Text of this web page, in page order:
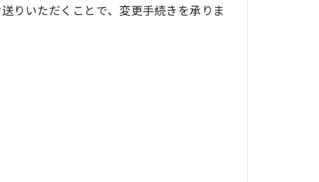
りいただくことで、変更手続きを承りま